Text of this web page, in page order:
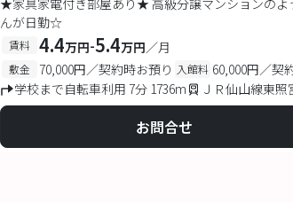
★家具家電付き部屋あり★ 高級分譲マンションの
んが日勤☆
賃料 4.4万円-5.4万円／月
敷金 70,000円／契約時お預り 入館料 60,000円／契
学校まで自転車利用 7分 1736m
ＪＲ仙山線東照
お問合せ